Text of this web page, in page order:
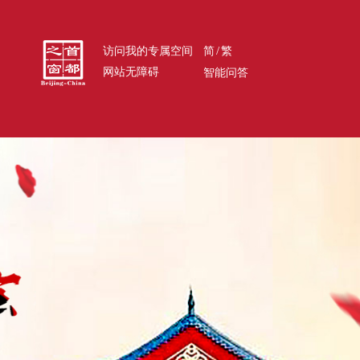
访问我的专属空间 简/繁
网站无障碍
智能问答